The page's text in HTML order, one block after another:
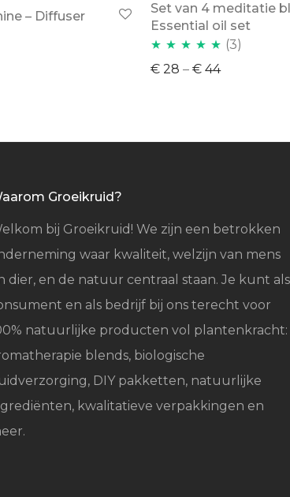
– Diffuser
Set van 4 meditatie
Essential oil set
Waardering
(3)
€ 28 – € 44
Groeikruid?
bij Groeikruid! We zijn een betrokken
waar kwaliteit, welzijn van mens
dier, en de natuur centraal staan. Je kunt als
en als bedrijf bij ons terecht voor
natuurlijke producten vol plantenkracht:
blends, biologische
DIY pakketten, natuurlijke
kwalitatieve verpakkingen en